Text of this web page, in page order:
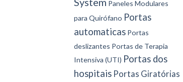
Paneles Modulares
para Quirófano Portas
automaticas Portas
deslizantes Portas de Terapia
Intensiva (UTI) Portas dos
hospitais Portas Giratórias